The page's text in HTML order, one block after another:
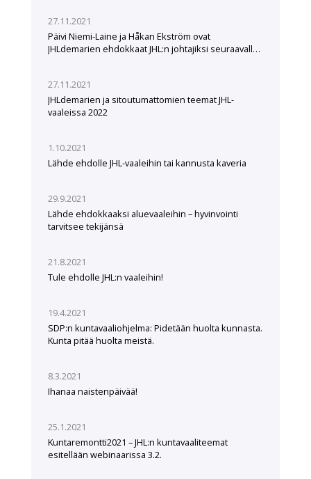
27.11.2021
Päivi Niemi-Laine ja Håkan Ekström ovat
JHLdemarien ehdokkaat JHL:n johtajiksi seuraavalle
27.11.2021
JHLdemarien ja sitoutumattomien teemat JHL-
vaaleissa 2022
1.10.2021
Lähde ehdolle JHL-vaaleihin tai kannusta kaveria
29.9.2021
Lähde ehdokkaaksi aluevaaleihin – hyvinvointi
tarvitsee tekijänsä
21.8.2021
Tule ehdolle JHL:n vaaleihin!
19.4.2021
SDP:n kuntavaaliohjelma: Pidetään huolta kunnasta.
Kunta pitää huolta meistä.
8.3.2021
Ihanaa naistenpäivää!
25.1.2021
Kuntaremontti2021 – JHL:n kuntavaaliteemat
esitellään webinaarissa 3.2.